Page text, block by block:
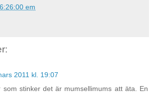
em
2011 kl. 19:07
som stinker det är mumsellimums att äta. En